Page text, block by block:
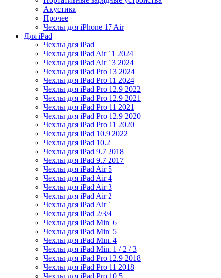
Акустика
Прочее
Чехлы для iPhone 17 Air
Для iPad
Чехлы для iPad
Чехлы для iPad Air 11 2024
Чехлы для iPad Air 13 2024
Чехлы для iPad Pro 13 2024
Чехлы для iPad Pro 11 2024
Чехлы для iPad Pro 12.9 2022
Чехлы для iPad Pro 12.9 2021
Чехлы для iPad Pro 11 2021
Чехлы для iPad Pro 12.9 2020
Чехлы для iPad Pro 11 2020
Чехлы для iPad 10.9 2022
Чехлы для iPad 10.2
Чехлы для iPad 9.7 2018
Чехлы для iPad 9.7 2017
Чехлы для iPad Air 5
Чехлы для iPad Air 4
Чехлы для iPad Air 3
Чехлы для iPad Air 2
Чехлы для iPad Air 1
Чехлы для iPad 2/3/4
Чехлы для iPad Mini 6
Чехлы для iPad Mini 5
Чехлы для iPad Mini 4
Чехлы для iPad Mini 1 / 2 / 3
Чехлы для iPad Pro 12.9 2018
Чехлы для iPad Pro 11 2018
Чехлы для iPad Pro 10.5